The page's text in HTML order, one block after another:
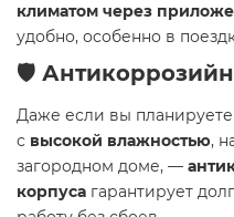
климатом через
удобно, особенно в
🛡️
Даже если вы планируете
с высокой влажностью,
загородном доме, —
корпуса гарантирует